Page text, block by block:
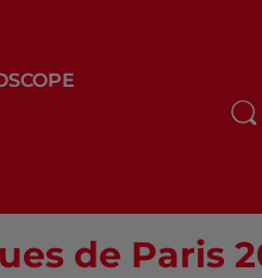
de Paris